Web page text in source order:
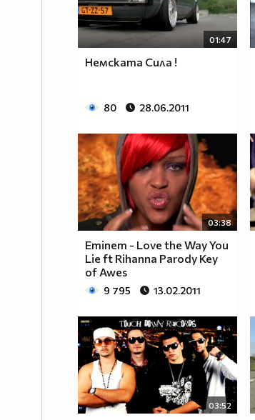
01:47
Немската Сила !
80 28.06.2011
03:38
Eminem - Love the Way You
Lie ft Rihanna Parody Key
of Awes
9 795 13.02.2011
03:52